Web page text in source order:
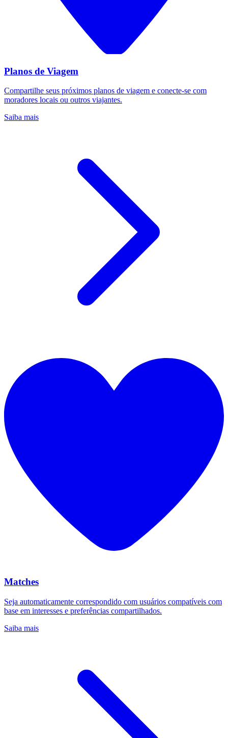
Planos de Viagem
Compartilhe seus próximos planos de viagem e conecte-se com
moradores locais ou outros viajantes.
Saiba mais
Matches
Seja automaticamente correspondido com usuários compatíveis com
base em interesses e preferências compartilhados.
Saiba mais